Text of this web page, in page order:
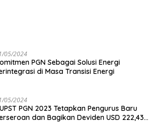
05/2024
PGN Sebagai Solusi Energi
di Masa Transisi Energi
05/2024
PGN 2023 Tetapkan Pengurus Baru
dan Bagikan Deviden USD 222,43